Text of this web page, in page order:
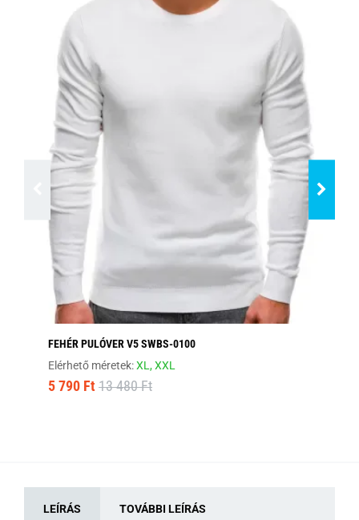
FEHÉR PULÓVER V5 SWBS-0100
Elérhető méretek:XL,XXL
5 790 Ft 13 480 Ft
LEÍRÁS TOVÁBBI LEÍRÁS